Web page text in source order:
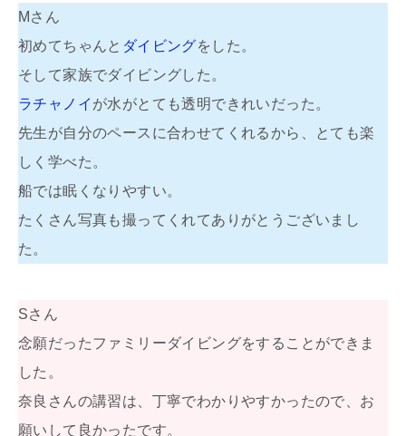
Mさん
初めてちゃんと ダイビングをした。
そして家族でダイビングした。
ラチャノイ が水がとても透明できれいだった。
先生が自分のペースに合わせてくれるから、とても楽
しく学べた。
船では眠くなりやすい。
たくさん写真も撮ってくれてありがとうございまし
た。
Sさん
念願だったファミリーダイビングをすることができま
した。
奈良さんの講習は、丁寧でわかりやすかったので、お
願いして良かったです。